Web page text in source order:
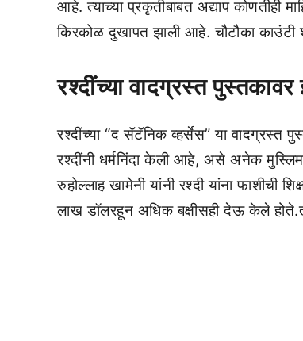
आहे. त्याच्या प्रकृतीबाबत अद्याप कोणतीही
किरकोळ दुखापत झाली आहे. चौटौका काउंटी
रश्दींच्या वादग्रस्त पुस्तकावर
रश्दींच्या “द सॅटॅनिक व्हर्सेस” या
रश्दींनी धर्मनिंदा केली आहे, असे अनेक
रुहोल्लाह खामेनी यांनी रश्दी यांना फाशीची
लाख डॉलरहून अधिक बक्षीसही देऊ केले